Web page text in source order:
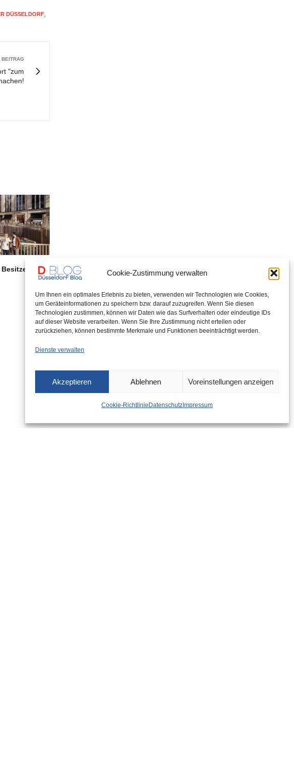
Cookie-Zustimmung verwalten
Um Ihnen ein optimales Erlebnis zu bieten, verwenden wir Technologien wie Cookies,
um Geräteinformationen zu speichern bzw. darauf zuzugreifen. Wenn Sie diesen
Technologien zustimmen, können wir Daten wie das Surfverhalten oder eindeutige IDs
auf dieser Website verarbeiten. Wenn Sie Ihre Zustimmung nicht erteilen oder
zurückziehen, können bestimmte Merkmale und Funktionen beeinträchtigt werden.
Dienste verwalten
Akzeptieren Ablehnen Voreinstellungen anzeigen
Cookie-Richtlinie DatenschutzImpressum
DÜSSELDORF
BEITRAG
"zum